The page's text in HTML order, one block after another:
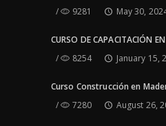
May 30,
9281
CURSO DE CAPACITACIÓN
January 15,
8254
Curso Construcción en
August 26,
7280